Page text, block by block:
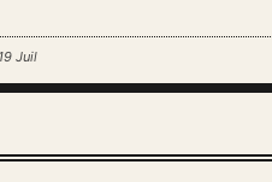
19 Juil